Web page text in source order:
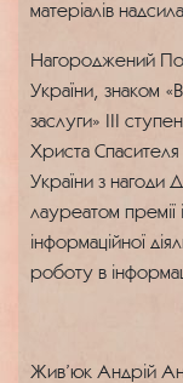
матеріалів
Нагороджений
України, знаком
заслуги» ІІІ
Христа
України з нагоди
лауреатом премії
інформаційної
роботу в
Жив’юк Андрій